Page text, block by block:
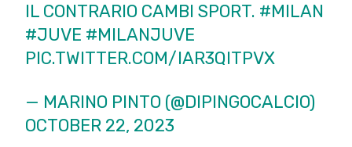
IL CONTRARIO CAMBI SPORT. #MILAN
#JUVE #MILANJUVE
PIC.TWITTER.COM/IAR3QITPVX
— MARINO PINTO (@DIPINGOCALCIO)
OCTOBER 22, 2023